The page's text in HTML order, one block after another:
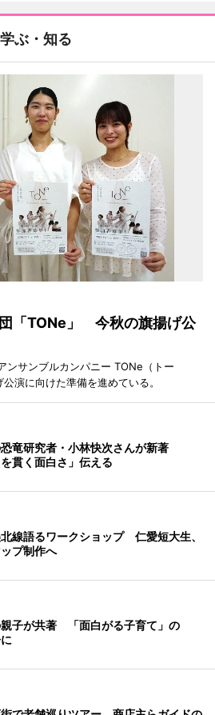
学ぶ・知る
「TONe」 今秋の旗揚げ公
ンサンブルカンパニー TONe（トー
演に向けた準備を進めている。
竜研究者・小林快次さんが新著
を貫く面白さ」伝える
線語るワークショップ 仁愛短大生、
プ制作へ
子が共著 「面白がる子育て」の